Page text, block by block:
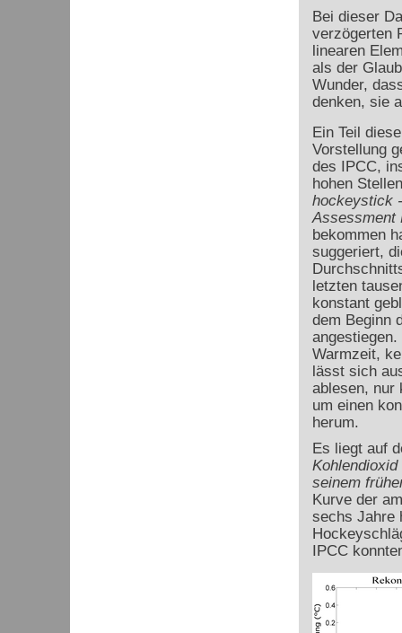
Bei dieser
verzögerten
linearen
als der
Wunder,
denken, sie
Ein Teil
Vorstellung
des IPCC,
hohen
hockeystick -
Assessment
bekommen
suggeriert,
letzten
konstant
dem Beginn
Warmzeit,
lässt sich
ablesen, nur
um einen
herum.
Es liegt auf
seinem
Kurve der
sechs Jahre
IPCC